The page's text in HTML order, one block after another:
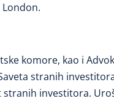
komore, kao i
stranih
stranih investitora.